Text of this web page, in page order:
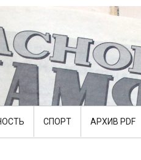
СПОРТ АРХИВ PDF